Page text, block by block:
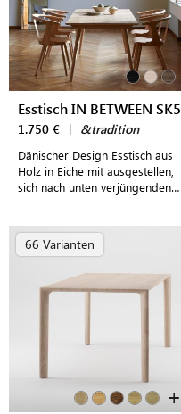
Esstisch IN BETWEEN SK5
1.750 € | &tradition
Dänischer Design Esstisch aus
Holz in Eiche mit ausgestellen,
sich nach unten verjüngenden
66 Varianten
+